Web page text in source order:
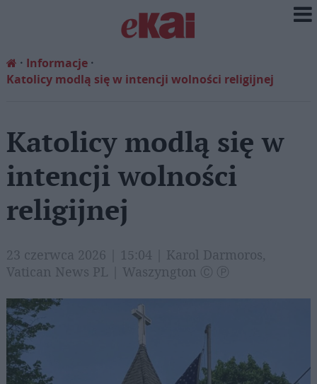
Informacje
Katolicy modlą się w intencji wolności religijnej
Katolicy modlą się w
intencji wolności
religijnej
23 czerwca 2026 | 15:04 | Karol Darmoros,
Vatican News PL | Waszyngton Ⓒ Ⓟ